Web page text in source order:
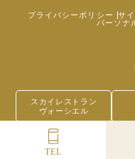
TEL
プライバシーポリシー サ
パーソナ
スカイレストラン
ヴォーシエル